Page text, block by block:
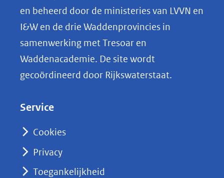
p
k
e
nieuw
en beheerd door de ministeries van LVVN en
I&W en de drie Waddenprovincies in
samenwerking met Tresoar en
Waddenacademie. De site wordt
gecoördineerd door Rijkswaterstaat.
Service
Cookies
Privacy
Toegankelijkheid